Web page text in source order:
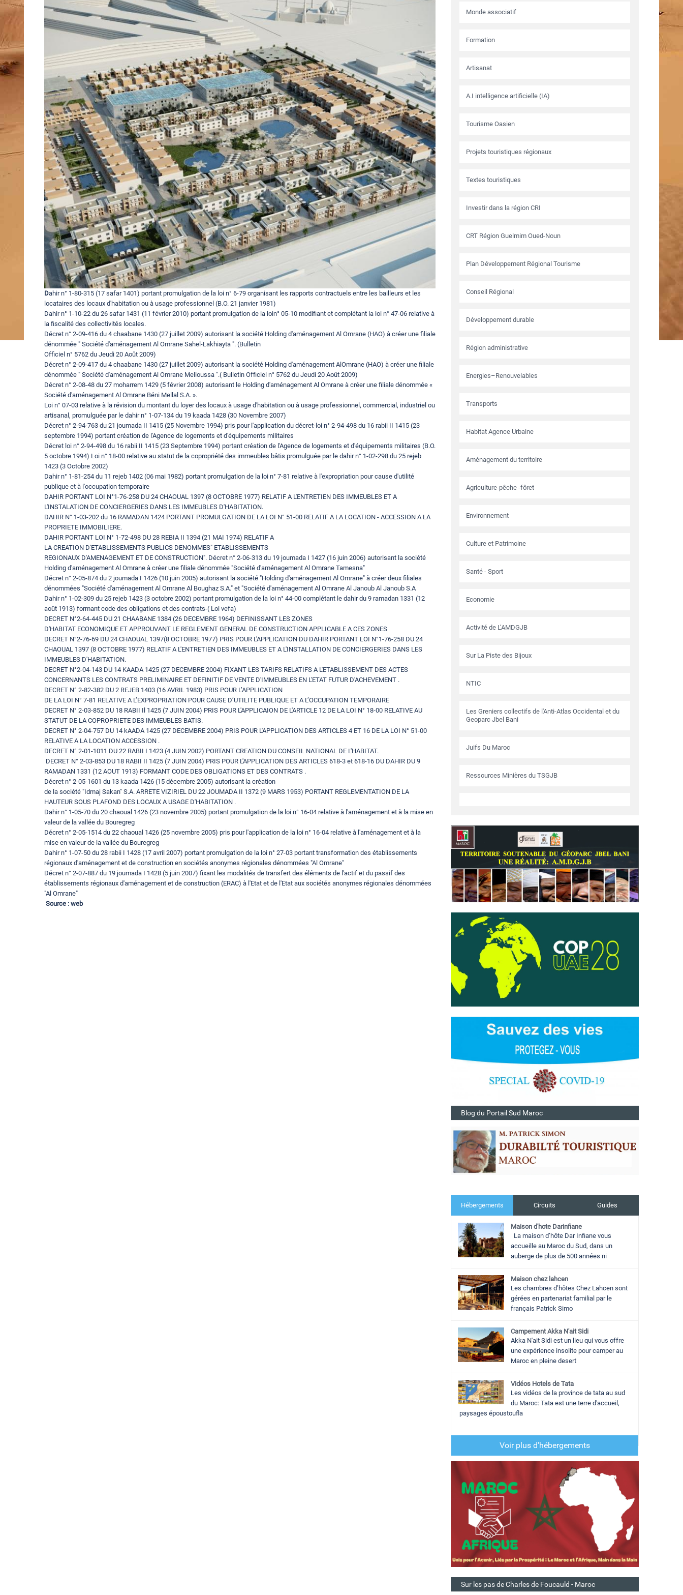
Dahir n° 1-80-315 (17 safar 1401) portant promulgation de la loi n° 6-79 organisant les rapports contractuels entre les bailleurs et les
locataires des locaux d'habitation ou à usage professionnel (B.O. 21 janvier 1981)
Dahir n° 1-10-22 du 26 safar 1431 (11 février 2010) portant promulgation de la loin° 05-10 modifiant et complétant la loi n° 47-06 relative à
la fiscalité des collectivités locales.
Décret n° 2-09-416 du 4 chaabane 1430 (27 juillet 2009) autorisant la société Holding d'aménagement Al Omrane (HAO) à créer une filiale
dénommée " Société d'aménagement Al Omrane Sahel-Lakhiayta ". (Bulletin
Officiel n° 5762 du Jeudi 20 Août 2009)
Décret n° 2-09-417 du 4 chaabane 1430 (27 juillet 2009) autorisant la société Holding d'aménagement AlOmrane (HAO) à créer une filiale
dénommée " Société d'aménagement Al Omrane Melloussa ".( Bulletin Officiel n° 5762 du Jeudi 20 Août 2009)
Décret n° 2-08-48 du 27 moharrem 1429 (5 février 2008) autorisant le Holding d'aménagement Al Omrane à créer une filiale dénommée «
Société d'aménagement Al Omrane Béni Mellal S.A. ».
Loi n° 07-03 relative à la révision du montant du loyer des locaux à usage d'habitation ou à usage professionnel, commercial, industriel ou
artisanal, promulguée par le dahir n° 1-07-134 du 19 kaada 1428 (30 Novembre 2007)
Décret n° 2-94-763 du 21 joumada II 1415 (25 Novembre 1994) pris pour l'application du décret-loi n° 2-94-498 du 16 rabii II 1415 (23
septembre 1994) portant création de l'Agence de logements et d'équipements militaires
Décret loi n° 2-94-498 du 16 rabii II 1415 (23 Septembre 1994) portant création de l'Agence de logements et d'équipements militaires (B.O.
5 octobre 1994) Loi n° 18-00 relative au statut de la copropriété des immeubles bâtis promulguée par le dahir n° 1-02-298 du 25 rejeb
1423 (3 Octobre 2002)
Dahir n° 1-81-254 du 11 rejeb 1402 (06 mai 1982) portant promulgation de la loi n° 7-81 relative à l'expropriation pour cause d'utilité
publique et à l'occupation temporaire
DAHIR PORTANT LOI N°1-76-258 DU 24 CHAOUAL 1397 (8 OCTOBRE 1977) RELATIF A L'ENTRETIEN DES IMMEUBLES ET A
L'INSTALATION DE CONCIERGERIES DANS LES IMMEUBLES D'HABITATION.
DAHIR N° 1-03-202 du 16 RAMADAN 1424 PORTANT PROMULGATION DE LA LOI N° 51-00 RELATIF A LA LOCATION - ACCESSION A LA
PROPRIETE IMMOBILIERE.
DAHIR PORTANT LOI N° 1-72-498 DU 28 REBIA II 1394 (21 MAI 1974) RELATIF A
LA CREATION D'ETABLISSEMENTS PUBLICS DENOMMES" ETABLISSEMENTS
REGIONAUX D'AMENAGEMENT ET DE CONSTRUCTION". Décret n° 2-06-313 du 19 joumada I 1427 (16 juin 2006) autorisant la société
Holding d'aménagement Al Omrane à créer une filiale dénommée "Société d'aménagement Al Omrane Tamesna"
Décret n° 2-05-874 du 2 joumada I 1426 (10 juin 2005) autorisant la société "Holding d'aménagement Al Omrane" à créer deux filiales
dénommées "Société d'aménagement Al Omrane Al Boughaz S.A." et "Société d'aménagement Al Omrane Al Janoub Al Janoub S.A
Dahir n° 1-02-309 du 25 rejeb 1423 (3 octobre 2002) portant promulgation de la loi n° 44-00 complétant le dahir du 9 ramadan 1331 (12
août 1913) formant code des obligations et des contrats-( Loi vefa)
DECRET N°2-64-445 DU 21 CHAABANE 1384 (26 DECEMBRE 1964) DEFINISSANT LES ZONES
D'HABITAT ECONOMIQUE ET APPROUVANT LE REGLEMENT GENERAL DE CONSTRUCTION APPLICABLE A CES ZONES
DECRET N°2-76-69 DU 24 CHAOUAL 1397(8 OCTOBRE 1977) PRIS POUR L'APPLICATION DU DAHIR PORTANT LOI N°1-76-258 DU 24
CHAOUAL 1397 (8 OCTOBRE 1977) RELATIF A L'ENTRETIEN DES IMMEUBLES ET A L'INSTALLATION DE CONCIERGERIES DANS LES
IMMEUBLES D'HABITATION.
DECRET N°2-04-143 DU 14 KAADA 1425 (27 DECEMBRE 2004) FIXANT LES TARIFS RELATIFS A L'ETABLISSEMENT DES ACTES
CONCERNANTS LES CONTRATS PRELIMINAIRE ET DEFINITIF DE VENTE D'IMMEUBLES EN L'ETAT FUTUR D'ACHEVEMENT .
DECRET N° 2-82-382 DU 2 REJEB 1403 (16 AVRIL 1983) PRIS POUR L’APPLICATION
DE LA LOI N° 7-81 RELATIVE A L’EXPROPRIATION POUR CAUSE D’UTILITE PUBLIQUE ET A L’OCCUPATION TEMPORAIRE
DECRET N° 2-03-852 DU 18 RABII Il 1425 (7 JUIN 2004) PRIS POUR L'APPLICAION DE L'ARTICLE 12 DE LA LOI N° 18-00 RELATIVE AU
STATUT DE LA COPROPRIETE DES IMMEUBLES BATIS.
DECRET N° 2-04-757 DU 14 kAADA 1425 (27 DECEMBRE 2004) PRIS POUR L'APPLICATION DES ARTICLES 4 ET 16 DE LA LOI N° 51-00
RELATIVE A LA LOCATION ACCESSION .
DECRET N° 2-01-1011 DU 22 RABII I 1423 (4 JUIN 2002) PORTANT CREATION DU CONSEIL NATIONAL DE L'HABITAT.
DECRET N° 2-03-853 DU 18 RABII II 1425 (7 JUIN 2004) PRIS POUR L'APPLICATION DES ARTICLES 618-3 et 618-16 DU DAHIR DU 9
RAMADAN 1331 (12 AOUT 1913) FORMANT CODE DES OBLIGATIONS ET DES CONTRATS .
Décret n° 2-05-1601 du 13 kaada 1426 (15 décembre 2005) autorisant la création
de la société "Idmaj Sakan" S.A. ARRETE VIZIRIEL DU 22 JOUMADA II 1372 (9 MARS 1953) PORTANT REGLEMENTATION DE LA
HAUTEUR SOUS PLAFOND DES LOCAUX A USAGE D'HABITATION .
Dahir n° 1-05-70 du 20 chaoual 1426 (23 novembre 2005) portant promulgation de la loi n° 16-04 relative à l'aménagement et à la mise en
valeur de la vallée du Bouregreg
Décret n° 2-05-1514 du 22 chaoual 1426 (25 novembre 2005) pris pour l'application de la loi n° 16-04 relative à l'aménagement et à la
mise en valeur de la vallée du Bouregreg
Dahir n° 1-07-50 du 28 rabii I 1428 (17 avril 2007) portant promulgation de la loi n° 27-03 portant transformation des établissements
régionaux d'aménagement et de construction en sociétés anonymes régionales dénommées "Al Omrane"
Décret n° 2-07-887 du 19 joumada I 1428 (5 juin 2007) fixant les modalités de transfert des éléments de l'actif et du passif des
établissements régionaux d'aménagement et de construction (ERAC) à l'Etat et de l'Etat aux sociétés anonymes régionales dénommées
"Al Omrane"
Source : web
Monde associatif
Formation
Artisanat
A.I intelligence artificielle (IA)
Tourisme Oasien
Projets touristiques régionaux
Textes touristiques
Investir dans la région CRI
CRT Région Guelmim Oued-Noun
Plan Développement Régional Tourisme
Conseil Régional
Développement durable
Région administrative
Energies–Renouvelables
Transports
Habitat Agence Urbaine
Aménagement du territoire
Agriculture-pêche -fôret
Environnement
Culture et Patrimoine
Santé - Sport
Economie
Activité de L’AMDGJB
Sur La Piste des Bijoux
NTIC
Les Greniers collectifs de l'Anti-Atlas Occidental et du
Geoparc Jbel Bani
Juifs Du Maroc
Ressources Minières du TSGJB
Blog du Portail Sud Maroc
Hébergements Circuits Guides
Maison d'hote Darinfiane
La maison d’hôte Dar Infiane vous
accueille au Maroc du Sud, dans un
auberge de plus de 500 années ni
Maison chez lahcen
Les chambres d’hôtes Chez Lahcen sont
gérées en partenariat familial par le
français Patrick Simo
Campement Akka N'ait Sidi
Akka N'ait Sidi est un lieu qui vous offre
une expérience insolite pour camper au
Maroc en pleine desert
Vidéos Hotels de Tata
Les vidéos de la province de tata au sud
du Maroc: Tata est une terre d'accueil,
paysages époustoufla
Voir plus d'hébergements
Sur les pas de Charles de Foucauld - Maroc